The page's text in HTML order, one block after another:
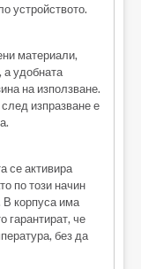
устройството.
материали,
а удобната
на използване.
изпразване е
се активира
по този начин
В корпуса има
гарантират, че
без да